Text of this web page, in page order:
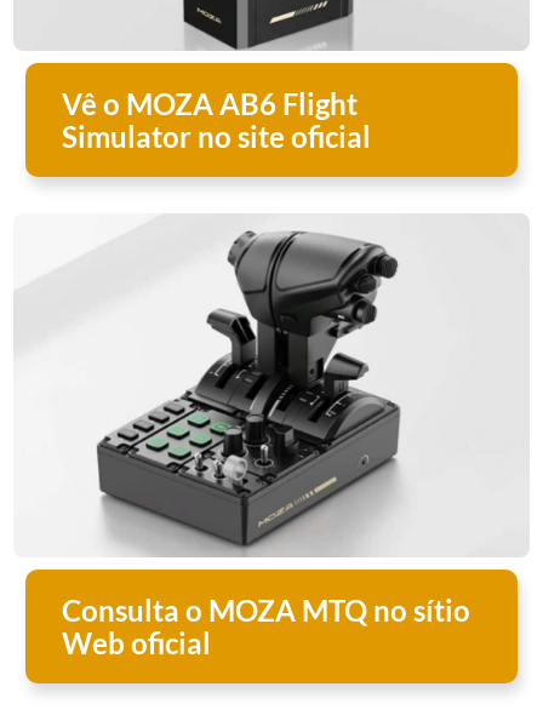
Vê o MOZA AB6 Flight
Simulator no site oficial
Consulta o MOZA MTQ no sítio
Web oficial